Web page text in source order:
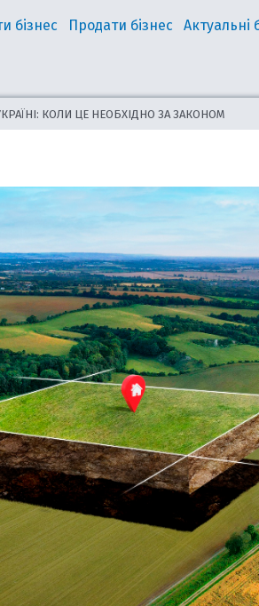
бізнес Продати бізнес Актуальні
КОЛИ ЦЕ НЕОБХІДНО ЗА ЗАКОНОМ